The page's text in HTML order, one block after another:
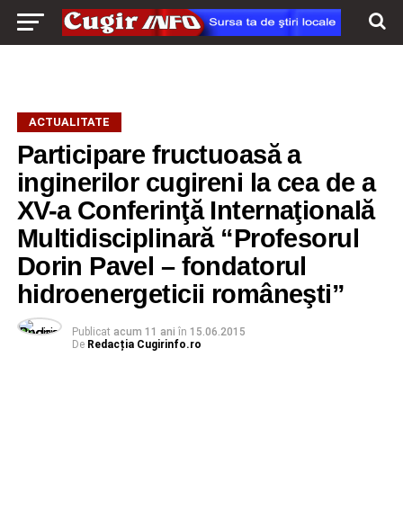
ACTUALITATE
Participare fructuoasă a
inginerilor cugireni la cea de a
XV-a Conferinţă Internaţională
Multidisciplinară “Profesorul
Dorin Pavel – fondatorul
hidroenergeticii româneşti”
Publicat acum 11 ani în 15.06.2015
De Redacția Cugirinfo.ro